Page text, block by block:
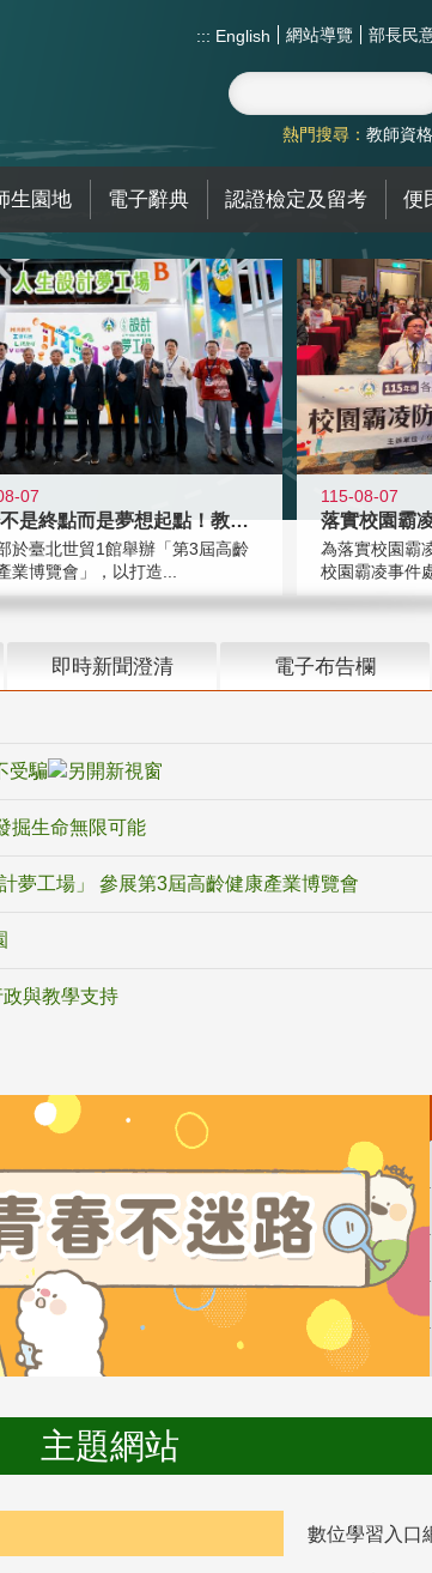
::: English 網站導覽 部長民
熱門搜尋： 教師資
生園地 電子辭典 認證檢定及留考 便
07
高齡不是終點而是夢想起點！教育部打
於臺北世貿1館舉辦「第3屆高齡
業博覽會」，以打造...
115-08-07
為落實校園霸
校園霸凌事件
即時新聞澄清 電子布告欄
受騙
掘生命無限可能
夢工場」 參展第3屆高齡健康產業博覽會
與教學支持
主題網站
數位學習入口